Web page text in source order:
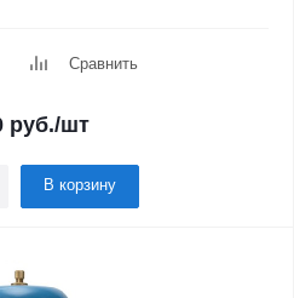
Сравнить
руб./шт
В корзину